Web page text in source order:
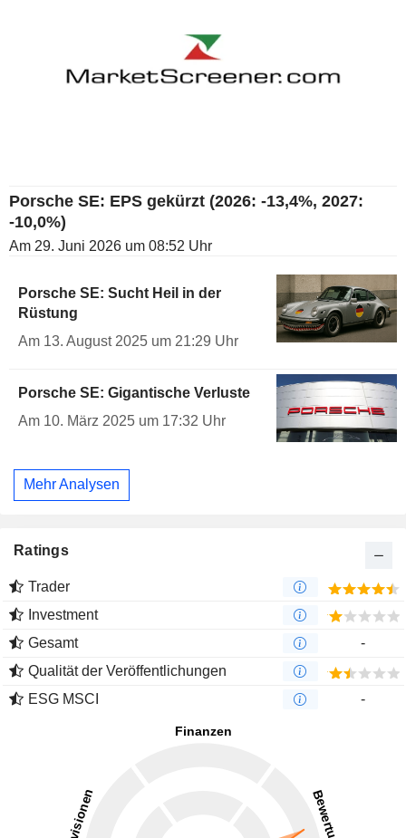
Porsche SE: EPS gekürzt (2026: -13,4%, 2027:
-10,0%)
Am 29. Juni 2026 um 08:52 Uhr
Porsche SE: Sucht Heil in der
Rüstung
Am 13. August 2025 um 21:29 Uhr
Porsche SE: Gigantische Verluste
Am 10. März 2025 um 17:32 Uhr
Mehr Analysen
Ratings
Trader
Investment
Gesamt
-
Qualität der Veröffentlichungen
ESG MSCI
-